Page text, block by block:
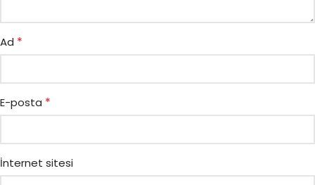
Ad *
E-posta *
İnternet sitesi